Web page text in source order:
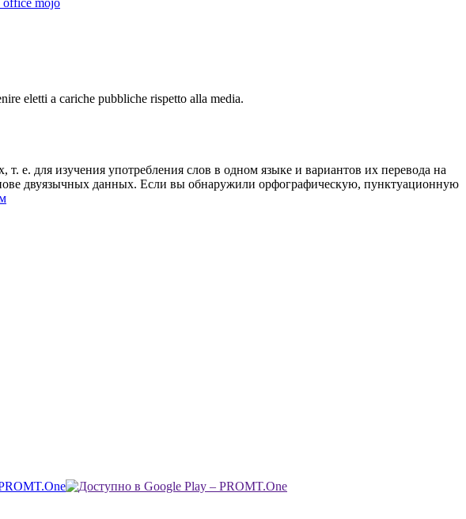
mojo
eletti a cariche pubbliche rispetto alla media.
е. для изучения употребления слов в одном языке и вариантов их перевода на
двуязычных данных. Если вы обнаружили орфографическую, пунктуационную